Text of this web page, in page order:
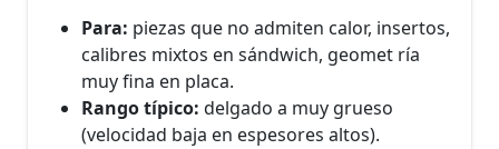
Para: piezas que no admiten calor, insertos,
calibres mixtos en sándwich, geomet ría
muy fina en placa.
Rango típico: delgado a muy grueso
(velocidad baja en espesores altos).